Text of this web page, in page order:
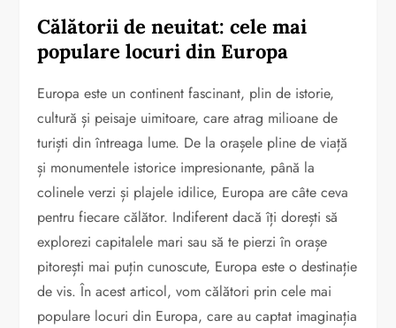
Călătorii de neuitat: cele mai
populare locuri din Europa
Europa este un continent fascinant, plin de istorie,
cultură și peisaje uimitoare, care atrag milioane de
turiști din întreaga lume. De la orașele pline de viață
și monumentele istorice impresionante, până la
colinele verzi și plajele idilice, Europa are câte ceva
pentru fiecare călător. Indiferent dacă îți dorești să
explorezi capitalele mari sau să te pierzi în orașe
pitorești mai puțin cunoscute, Europa este o destinație
de vis. În acest articol, vom călători prin cele mai
populare locuri din Europa, care au captat imaginația